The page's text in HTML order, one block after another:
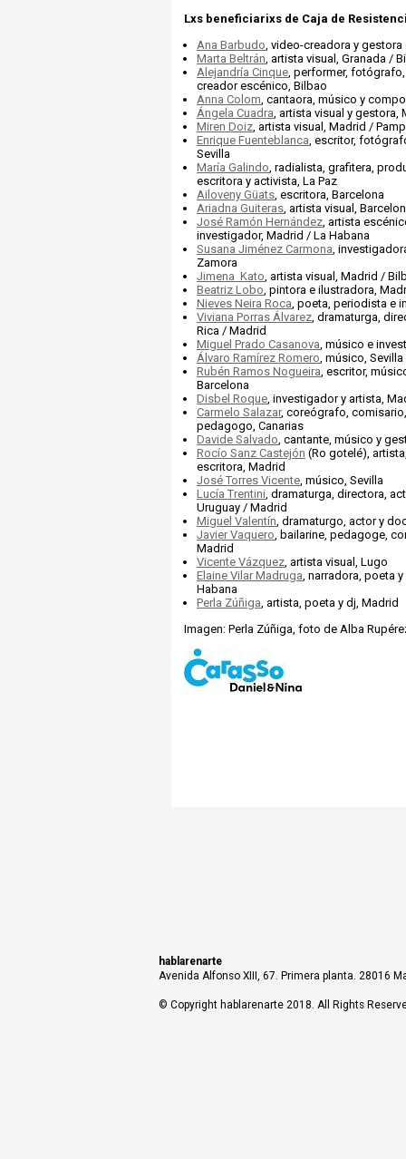
Lxs beneficiarixs de Caja de
Ana Barbudo, video-creadora y
Marta Beltrán, artista visual, Granada /
Alejandría Cinque, performer,
creador escénico, Bilbao
Anna Colom, cantaora, músico y
Ángela Cuadra, artista visual y gestora,
Miren Doiz, artista visual, Madrid /
Enrique Fuenteblanca, escritor,
Sevilla
María Galindo, radialista, grafitera,
escritora y activista, La Paz
Ailoveny Güats, escritora, Barcelona
Ariadna Guiteras, artista visual,
José Ramón Hernández, artista
investigador, Madrid / La Habana
Susana Jiménez Carmona,
Zamora
Jimena Kato, artista visual, Madrid /
Beatriz Lobo, pintora e ilustradora,
Nieves Neira Roca, poeta, periodista e
Viviana Porras Álvarez, dramaturga,
Rica / Madrid
Miguel Prado Casanova, músico e
Álvaro Ramírez Romero, músico, Sevilla
Rubén Ramos Nogueira, escritor,
Barcelona
Disbel Roque, investigador y artista,
Carmelo Salazar, coreógrafo,
pedagogo, Canarias
Davide Salvado, cantante, músico y
Rocío Sanz Castejón (Ro gotelé),
escritora, Madrid
José Torres Vicente, músico, Sevilla
Lucía Trentini, dramaturga, directora,
Uruguay / Madrid
Miguel Valentín, dramaturgo, actor y
Javier Vaquero, bailarine, pedagoge,
Madrid
Vicente Vázquez, artista visual, Lugo
Elaine Vilar Madruga, narradora, poeta
Habana
Perla Zúñiga, artista, poeta y dj, Madrid
Imagen: Perla Zúñiga, foto de Alba
hablarenarte
Avenida Alfonso XIII, 67. Primera planta. 28016
© Copyright hablarenarte 2018. All Rights